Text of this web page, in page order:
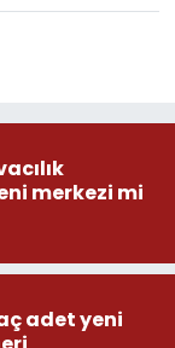
merkezi mi
adet yeni